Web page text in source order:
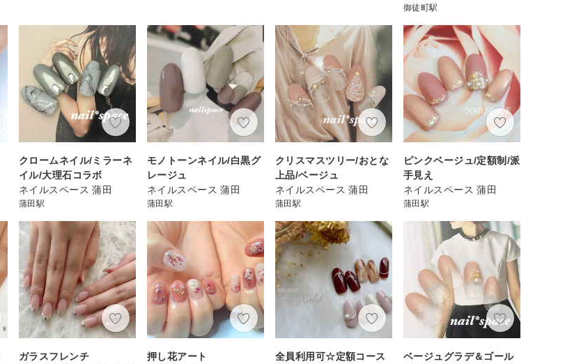
御徒町駅
クロームネイル/ミラーネ
イル/大理石コラボ
ネイルスペース 蒲田
蒲田駅
モノトーンネイル/白黒グ
レージュ
ネイルスペース 蒲田
蒲田駅
クリスマスツリー/おとな
上品/ベージュ
ネイルスペース 蒲田
蒲田駅
ピンクベージュ/定額制/派
手見え
ネイルスペース 蒲田
蒲田駅
ガラスフレンチ
押し花アート
全員利用可☆定額コース
ベージュグラデ＆ゴール